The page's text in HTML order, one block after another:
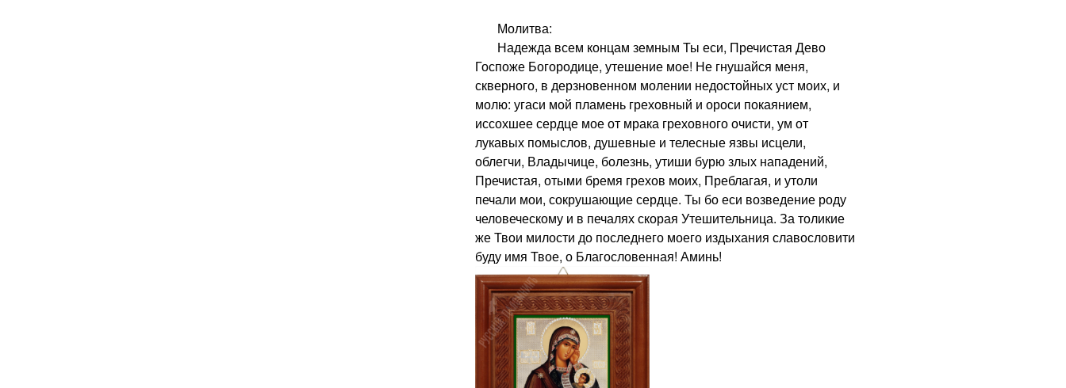
Молитва:
Надежда всем концам земным Ты еси, Пречистая Дево
Госпоже Богородице, утешение мое! Не гнушайся меня,
скверного, в дерзновенном молении недостойных уст моих, и
молю: угаси мой пламень греховный и ороси покаянием,
иссохшее сердце мое от мрака греховного очисти, ум от
лукавых помыслов, душевные и телесные язвы исцели,
облегчи, Владычице, болезнь, утиши бурю злых нападений,
Пречистая, отыми бремя грехов моих, Преблагая, и утоли
печали мои, сокрушающие сердце. Ты бо еси возведение роду
человеческому и в печалях скорая Утешительница. За толикие
же Твои милости до последнего моего издыхания славословити
буду имя Твое, о Благословенная! Аминь!